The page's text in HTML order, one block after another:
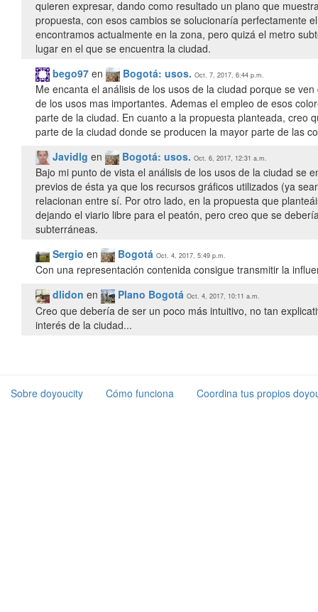
quieren expresar, dando como resultado un plano que
propuesta, con esos cambios se solucionaría perfectamente
encontramos actualmente en la zona, pero quizá el metro
lugar en el que se encuentra la ciudad.
bego97 en Bogotá: usos. Oct. 7, 2017, 6:44 p.m.
Me encanta el análisis de los usos de la ciudad porque se
de los usos mas importantes. Ademas el empleo de esos
parte de la ciudad. En cuanto a la propuesta planteada, creo
parte de la ciudad donde se producen la mayor parte de las
Javidlg en Bogotá: usos. Oct. 6, 2017, 12:31 a.m.
Bajo mi punto de vista el análisis de los usos de la ciudad se
previos de ésta ya que los recursos gráficos utilizados (ya
relacionan entre sí. Por otro lado, en la propuesta que
dejando el viario libre para el peatón, pero creo que se
subterráneas.
Sergio en Bogotá Oct. 4, 2017, 5:49 p.m.
Con una representación contenida consigue transmitir la
dlidon en Plano Bogotá Oct. 4, 2017, 10:11 a.m.
Creo que debería de ser un poco más intuitivo, no tan
interés de la ciudad...
Sobre doyoucity Cómo funciona Coordina tus propios